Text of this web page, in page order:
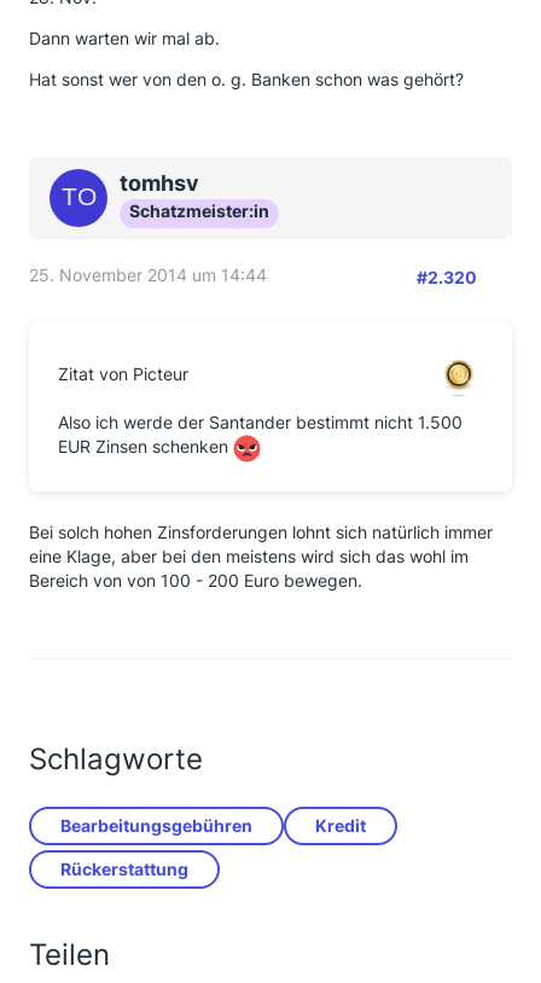
Dann warten wir mal ab.
Hat sonst wer von den o. g. Banken schon was gehört?
tomhsv
Schatzmeister:in
25. November 2014 um 14:44 #2.320
Zitat von Picteur
Also ich werde der Santander bestimmt nicht 1.500
EUR Zinsen schenken
Bei solch hohen Zinsforderungen lohnt sich natürlich immer
eine Klage, aber bei den meistens wird sich das wohl im
Bereich von von 100 - 200 Euro bewegen.
Schlagworte
Bearbeitungsgebühren Kredit
Rückerstattung
Teilen